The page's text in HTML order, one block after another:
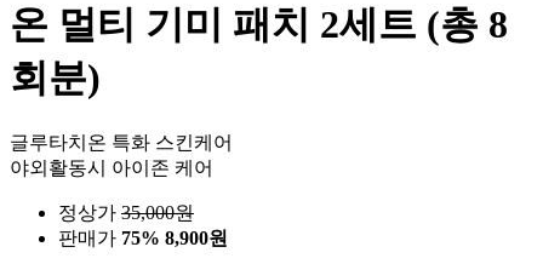
온 멀티 기미 패치 2세트 (총 8
회분)
글루타치온 특화 스킨케어
야외활동시 아이존 케어
정상가 35,000원
판매가 75% 8,900원